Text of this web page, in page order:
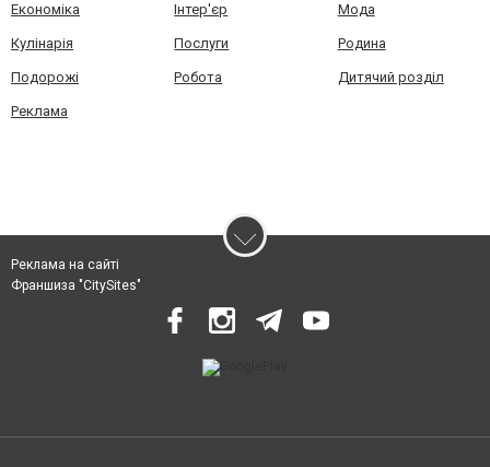
Економіка Інтер'єр Мода
Кулінарія Послуги Родина
Подорожі Робота Дитячий розділ
Реклама
Реклама на сайті
Франшиза "CitySites"